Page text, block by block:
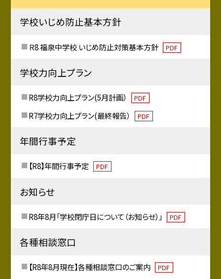
学校いじめ防止基本方針
Ｒ8 福泉中学校 いじめ防止対策基本方針 PDF
学校力向上プラン
R8学校力向上プラン(5月計画） PDF
R7学校力向上プラン(最終報告） PDF
年間行事予定
【R8】年間行事予定 PDF
お知らせ
R8年8月「学校閉庁日について（お知らせ）」 PDF
各種相談窓口
【R8年8月現在】各種相談窓口のご案内 PDF